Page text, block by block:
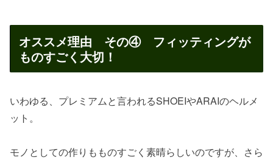
オススメ理由 その④ フィッティングが
ものすごく大切！
いわゆる、プレミアムと言われるSHOEIやARAIのヘルメ
ット。
モノとしての作りもものすごく素晴らしいのですが、さら